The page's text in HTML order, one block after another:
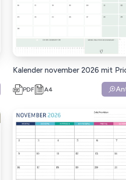
Kalender november 2026 mit
PDF A4